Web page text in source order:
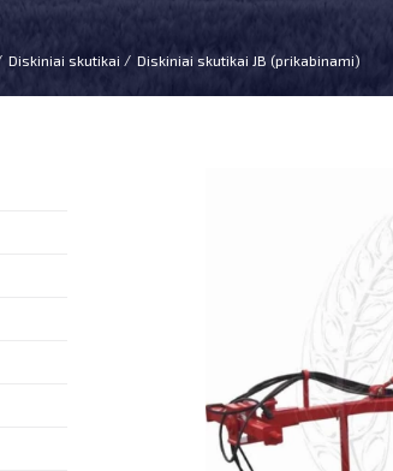
Diskiniai skutikai Diskiniai skutikai JB (prikabinami)